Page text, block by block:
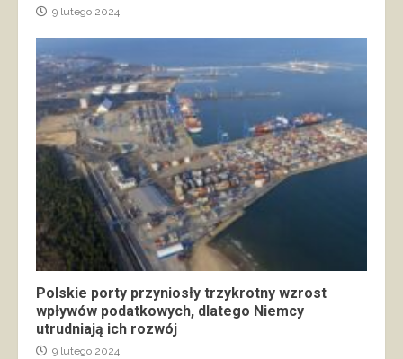
9 lutego 2024
Polskie porty przyniosły trzykrotny wzrost
wpływów podatkowych, dlatego Niemcy
utrudniają ich rozwój
9 lutego 2024